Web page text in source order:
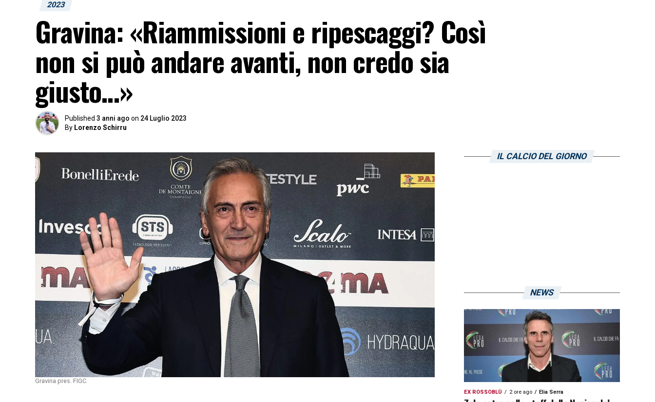
2023
Gravina: «Riammissioni e ripescaggi? Così
non si può andare avanti, non credo sia
giusto…»
Published 3 anni ago on 24 Luglio 2023
By Lorenzo Schirru
Gravina pres. FIGC
IL CALCIO DEL GIORNO
NEWS
EX ROSSOBLÙ 2 ore ago Elia Serra